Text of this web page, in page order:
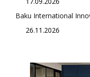
Baku International
26.11.2026